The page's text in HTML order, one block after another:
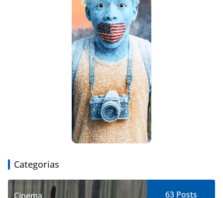
Categorias
Cinema 63 Posts